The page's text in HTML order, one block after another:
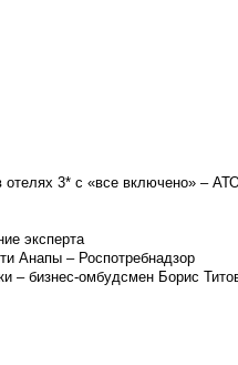
отелях 3* с «все включено» –
эксперта
Анапы – Роспотребнадзор
– бизнес-омбудсмен Борис